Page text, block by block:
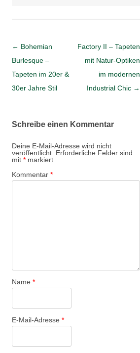
Artikel-Navigation
← Bohemian
Burlesque –
Tapeten im 20er &
30er Jahre Stil
Factory II – Tapeten
mit Natur-Optiken
im modernen
Industrial Chic →
Schreibe einen Kommentar
Deine E-Mail-Adresse wird nicht
veröffentlicht. Erforderliche Felder sind
mit * markiert
Kommentar *
Name *
E-Mail-Adresse *